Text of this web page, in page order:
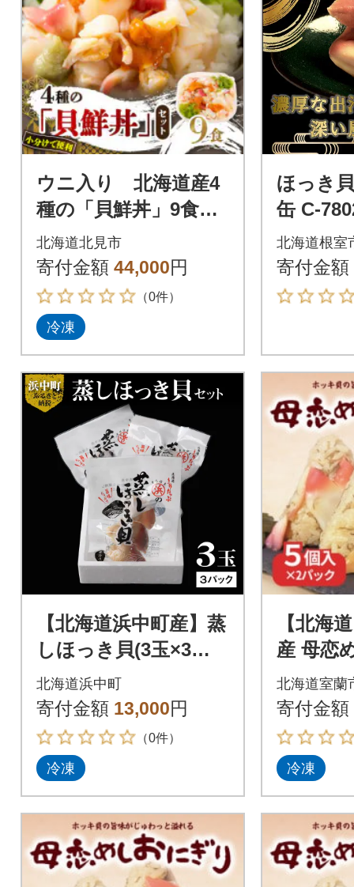
ウニ入り 北海道産4
種の「貝鮮丼」9食セ
ット 海鮮丼【ホッ
キ貝、ツブ貝、ホタ
テ、うに】小分けで
便利
北海道北見市
寄付金額 44,000円
（0件）
冷凍
ほっき
缶 C-
北海道根室
寄付金額
【北海道浜中町産】蒸
しほっき貝(3玉×3パ
ック)_H0001-100
北海道浜中町
寄付金額 13,000円
（0件）
冷凍
【北海
産 母恋
の炊き
にぎり(
2パック
北海道室蘭
寄付金額
冷凍